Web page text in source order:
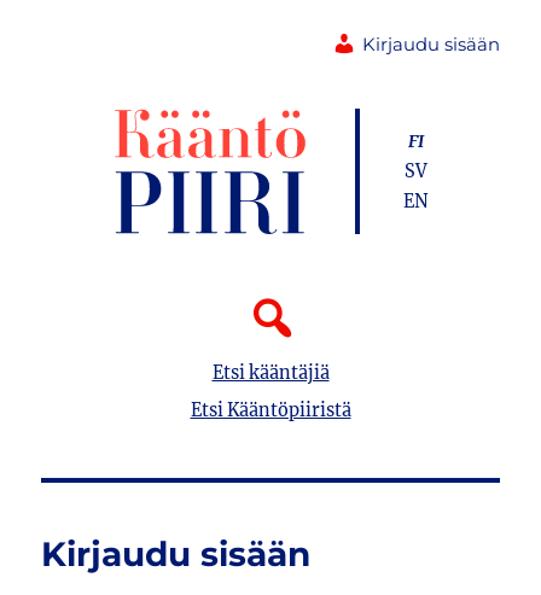
Kirjaudu sisään
Etsi kääntäjiä
Etsi Kääntöpiiristä
FI
SV
EN
Kirjaudu sisään